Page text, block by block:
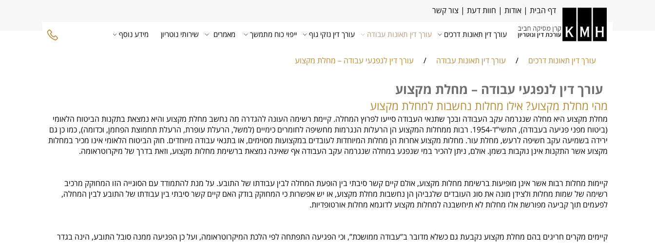
דף הבית | אודות | חוות דעת | צור קשר
עורך דין תאונות דרכים עורך דין תאונות עבודה עורך דין נזקי גוף ייפוי כוח מתמשך מאמרים שירותי נוטריון מידע נוסף
עורך דין תאונות דרכים / עורך דין תאונות עבודה / עורך דין לנפגעי עבודה – מחלת מקצוע
עורך דין לנפגעי עבודה – מחלת מקצוע
מהי מחלת מקצוע? אילו מחלות נחשבות למחלת מקצוע
מחלת מקצוע היא מחלה שנגרמה עקב העבודה ובכך שתנאי העבודה סייעו לפרוץ המחלה. קיימת רשימה העונה להגדרה מה נחשב מחלת מקצוע והיא נמצאת בתקנות הביטוח הלאומי
(ביטוח מפני פגיעה בעבודה), התשי”ד-1954. רבות ממחלות המקצוע הן הרעלות הנגרמות מחשיפה לחומרים כימיים (למשל, הרעלת עופרת, הרעלת תחמוצת הפחמן, וכדומה), כמו כן גם
ירידה בשמיעה עקב חשיפה לרעש, מחלת עור. מחלות מקצוע אחרות הן מחלות המיוחדות לעובדים במקצועות מסוימים, או בתנאי עבודה מיוחדים. חוק הביטוח הלאומי אינו מכיר במחלות
מקצוע אשר התקנות אינן נוקבות בשמן. אולם, ניתן להכיר במי שנפגע במחלה שנגרמה עקב העבודה אף שאינה נמצאת ברשימת מחלות מקצוע, וזאת בדרך של מיקרוטראומה.
קיימות מחלות רבות אשר אינן מופיעות ברשימת מחלות מקצוע, אולם קיים קשר סיבתי בין הופעת המחלה לבין עבודתו של התובע. על מנת להתמודד עם הסוגייה הזו המחוקק מרכיב
רשימה של שמות מחלות ולצידן מונה את סוג העובדים שלגביהן הן נחשבות מחלת מקצוע, או יש אפשרות כי המחוקק בודק האם קיים קשר סיבתי בין עבודתו של התובע לבין המחלה,
לפעמים תוך קביעה מפורשת אלו מחלות לא תיחשבנה למחלות מקצוע לדוגמא מחלות אורטופדיות.
קיימים מקרים חריגים בהם מחלת מקצוע נקבעת גם כשלא מדובר ב”עבודה ממושכת”, וכי הפגיעה התפתחה לפי הלכת המיקרוטראומה, ועל כן הפגיעה ממנה סובל התובע, הינה בגדר